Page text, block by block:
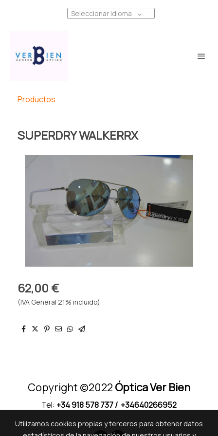
Seleccionar idioma
Productos
SUPERDRY WALKERRX
62,00 €
(IVA General 21% incluido)
Copyright ©2022 Óptica Ver Bien
Tel: +34 918 578 737/ +34640266952
Utilizamos cookies propias y terceros para obtener datos